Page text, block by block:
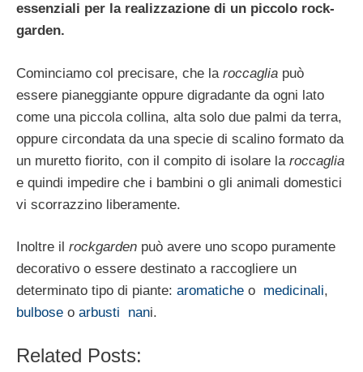
essenziali per la realizzazione di un piccolo rock-
garden.
Cominciamo col precisare, che la roccaglia può
essere pia­neggiante oppure digradante da ogni lato
come una piccola collina, alta solo due pal­mi da terra,
oppure circondata da una specie di scalino formato da
un muretto fiorito, con il compito di isolare la roccaglia
e quindi impedire che i bambini o gli animali dome­stici
vi scorrazzino liberamente.
Inoltre il rockgarden può avere uno scopo puramen­te
decorativo o essere destinato a raccoglie­re un
determinato tipo di piante: aromatiche o medicinali,
bulbose o arbusti nani.
Related Posts: